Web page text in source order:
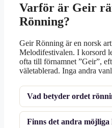
Varför är Geir
Rönning?
Geir Rönning är en norsk
Melodifestivalen. I korsord
ofta till förnamnet ”Geir”,
väletablerad. Inga andra
Vad betyder ordet
Finns det andra möjliga